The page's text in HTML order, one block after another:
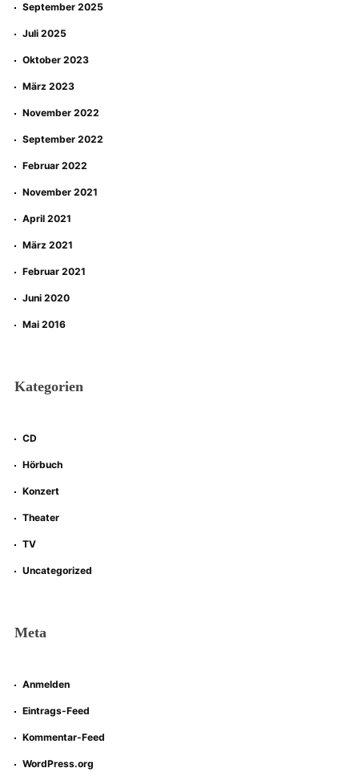
September 2025
Juli 2025
Oktober 2023
März 2023
November 2022
September 2022
Februar 2022
November 2021
April 2021
März 2021
Februar 2021
Juni 2020
Mai 2016
Kategorien
CD
Hörbuch
Konzert
Theater
TV
Uncategorized
Meta
Anmelden
Eintrags-Feed
Kommentar-Feed
WordPress.org